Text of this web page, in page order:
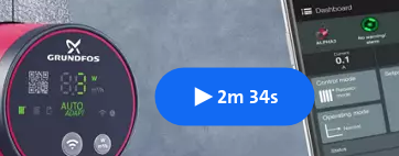
2m 34s